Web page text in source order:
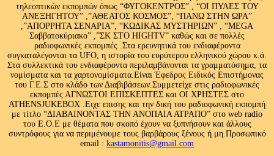
τηλεοπτικών εκπομπών όπως “ΦΥΓΟΚΕΝΤΡΟΣ” , “ΟΙ ΠΥΛΕΣ ΤΟΥ
ΑΝΕΞΗΓΗΤΟΥ” ,”ΑΘΕΑΤΟΣ ΚΟΣΜΟΣ”, “ΠΑΝΩ ΣΤΗΝ ΩΡΑ”
,”ΑΠΟΡΡΗΤΑ ΣΕΝΑΡΙΑ”, “ΚΩΔΙΚΑΣ ΜΥΣΤΗΡΙΩΝ” , “MEGA
Σαββατοκύριακο” ,”ΣΚ ΣΤΟ HIGHTV” καθώς και σε πολλές
ραδιοφωνικές εκπομπές .Στα ερευνητικά του ενδιαφέροντα
συγκαταλέγονται τα UFO, η ιστορία του ευρύτερου ελληνικού χώρου κ.ά.
Στα συλλεκτικά του ενδιαφέροντα περιλαμβάνονται τα γραμματόσημα, τα
νομίσματα και τα χαρτονομίσματα.Είναι Έφεδρος Ειδικός Επιστήμονας
του Γ.Ε.Σ στο κλάδο των Διαβιβάσεων.Συμμετείχε στις ραδιοφωνικές
εκπομπές ΑΓΝΩΣΤΟΙ ΕΠΙΣΚΕΠΤΕΣ και ΟΙ ΧΡΗΣΤΕΣ στο
ATHENSJUKEBOX .Ειχε επισης και την δική του ραδιοφωνική εκπομπή
με τίτλο “ΔΙΑΒΑΙΝΟΝΤΑΣ ΤΗΝ ΑΝΟΠΑΙΑ ΑΤΡΑΠΟ” στο web radio
του Ε.Ο.Ε με θέματα που σκοπό έχουν να ξυπνήσουν και άλλους
συντρόφους για να περιμένουμε τους βαρβάρους ξένους ή μη.Προσωπικό
email : kastamonitis@gmail.com